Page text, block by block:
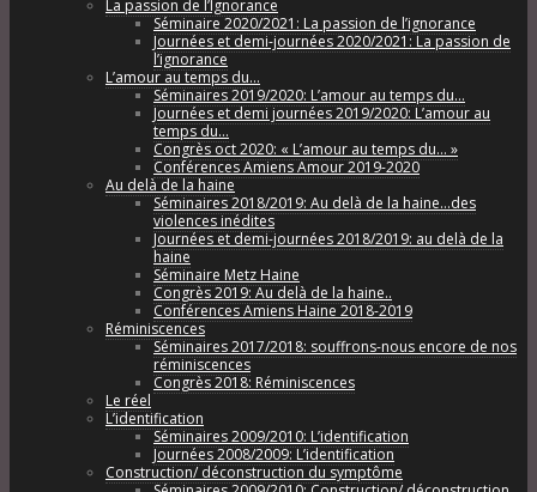
La passion de l’Ignorance
Séminaire 2020/2021: La passion de l’ignorance
Journées et demi-journées 2020/2021: La passion de
l’ignorance
L’amour au temps du…
Séminaires 2019/2020: L’amour au temps du…
Journées et demi journées 2019/2020: L’amour au
temps du…
Congrès oct 2020: « L’amour au temps du… »
Conférences Amiens Amour 2019-2020
Au delà de la haine
Séminaires 2018/2019: Au delà de la haine…des
violences inédites
Journées et demi-journées 2018/2019: au delà de la
haine
Séminaire Metz Haine
Congrès 2019: Au delà de la haine..
Conférences Amiens Haine 2018-2019
Réminiscences
Séminaires 2017/2018: souffrons-nous encore de nos
réminiscences
Congrès 2018: Réminiscences
Le réel
L’identification
Séminaires 2009/2010: L’identification
Journées 2008/2009: L’identification
Construction/ déconstruction du symptôme